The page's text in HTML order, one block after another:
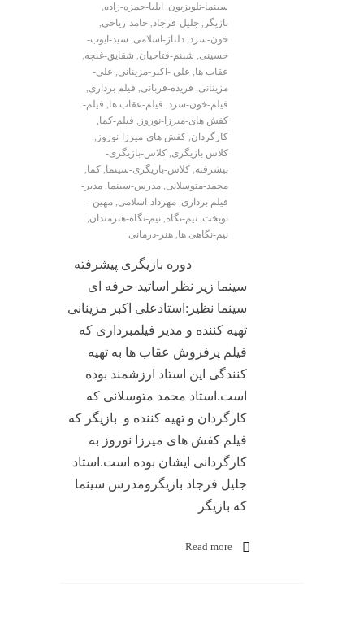
سینما-تلویزیون, ایلیا-حمزه-زاده,
بازیگر , جلیل-فرجاد, حامد-ریاحی,
خون-سرد, دلناز-اسلامی, سید-ایوب-
حسینی, شبنم-فتاحیان, شقایق-غنچه,
عقاب ها, علی -اکبر-مزینانی, علی-
مزینانی, فریده-قربانی, فیلم برداری,
فیلم-خون-سرد, فیلم-عقاب ها, فیلم-
کفش های-میرزا-نوروز , فیلم-کما,
کارگردان, کفش های-میرزا-نوروز ,
کلاس بازیگری, کلاس-بازیگری-
پیشرفته, کلاس-بازیگری-سینما, کما,
محمد-متوسلانی, مدرس-سینما, مدیر-
فیلم برداری, مهرداد-اسلامی, مهین-
نوبخت, نیم-نگاه, نیم-نگاه-هنرمندان,
نیم-نگاهی ها, هنر-درمانی
دوره بازیگری پیشرفته
سینما زیر نظر اساتید حرفه ای
سینما نظیر:استادعلی اکبر مزینانی
تهیه کننده و مدیر فیلمبرداری که
فیلم پرفروش عقاب ها به تهیه
کنندگی این استاد ارزشمند بوده
است.استاد محمد متوسلانی که
کارگردان و تهیه کننده و بازیگر که
فیلم کفش های میرزا نوروز به
کارگردانی ایشان بوده است.استاد
جلیل فرجاد بازیگرومدرس سینما
که بازیگر
Read more